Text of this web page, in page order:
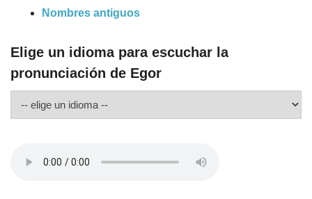
Nombres antiguos
Elige un idioma para escuchar la
pronunciación de Egor